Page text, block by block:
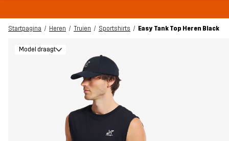
Startpagina Heren Truien Sportshirts Easy Tank Top Heren Black
Model draagt